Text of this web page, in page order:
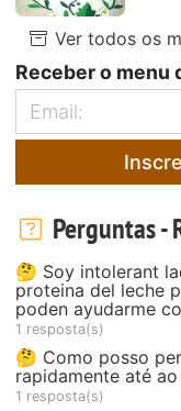
Ver todos os
Receber o menu
Perguntas -
🤔 Soy intolerant
proteina del leche
poden ayudarme
1 resposta(s)
🤔 Como posso
rapidamente até
1 resposta(s)